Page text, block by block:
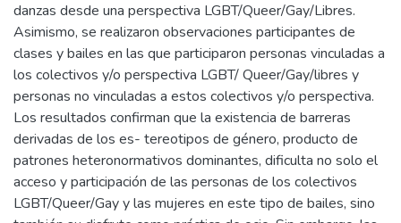
danzas desde una perspectiva LGBT/Queer/Gay/Libres.
Asimismo, se realizaron observaciones participantes de
clases y bailes en las que participaron personas vinculadas a
los colectivos y/o perspectiva LGBT/ Queer/Gay/libres y
personas no vinculadas a estos colectivos y/o perspectiva.
Los resultados confirman que la existencia de barreras
derivadas de los es- tereotipos de género, producto de
patrones heteronormativos dominantes, dificulta no solo el
acceso y participación de las personas de los colectivos
LGBT/Queer/Gay y las mujeres en este tipo de bailes, sino